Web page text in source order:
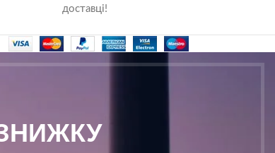
доставці!